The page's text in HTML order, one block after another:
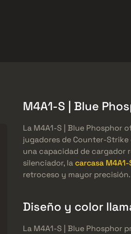
M4A1-S | Blue
La M4A1-S | Blue Phosphor
jugadores de Counter-
una capacidad de cargador
silenciador, lacarcasa M4A1-
retroceso y mayor precisión.
Diseño y color
La M4A1-S | Blue Phosphor